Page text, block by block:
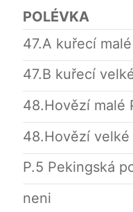
POLÉVKA
47.A kuřecí
47.B kuřecí
48.Hovězí malé
48.Hovězí velké
P.5 Pekingská
neni